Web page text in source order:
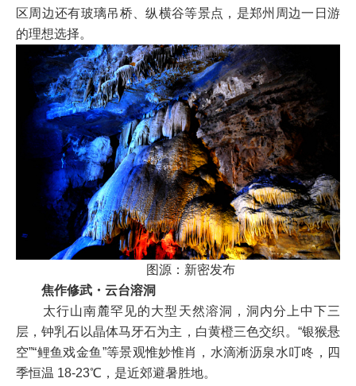
区周边还有玻璃吊桥、纵横谷等景点，是郑州周边一日游
的理想选择。
图源：新密发布
焦作修武・云台溶洞
太行山南麓罕见的大型天然溶洞，洞内分上中下三
层，钟乳石以晶体马牙石为主，白黄橙三色交织。“银猴悬
空”“鲤鱼戏金鱼”等景观惟妙惟肖，水滴淅沥泉水叮咚，四
季恒温 18-23℃，是近郊避暑胜地。